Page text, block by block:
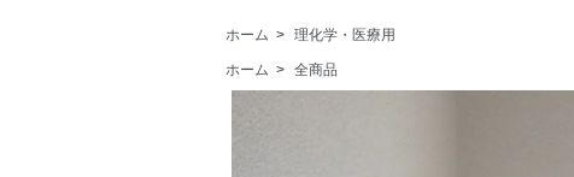
ホーム > 理化学・医療用
ホーム > 全商品